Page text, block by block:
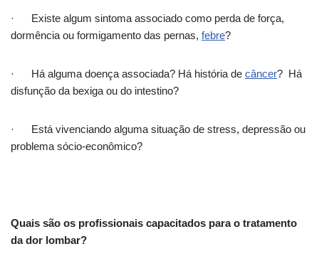
· Existe algum sintoma associado como perda de força,
dormência ou formigamento das pernas, febre?
· Há alguma doença associada? Há história de câncer? Há
disfunção da bexiga ou do intestino?
· Está vivenciando alguma situação de stress, depressão ou
problema sócio-econômico?
Quais são os profissionais capacitados para o tratamento
da dor lombar?